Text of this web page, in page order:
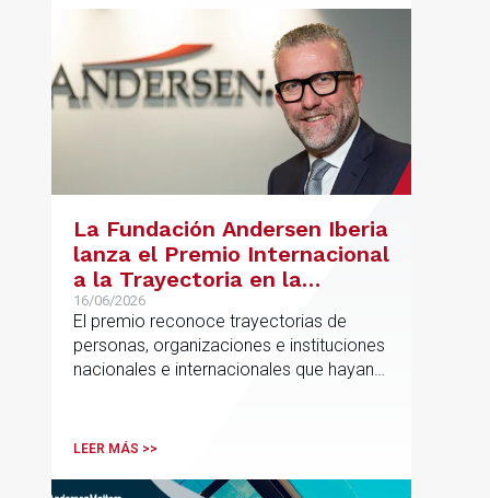
La Fundación Andersen Iberia
lanza el Premio Internacional
a la Trayectoria en la
Promoción de la Educación
16/06/2026
El premio reconoce trayectorias de
personas, organizaciones e instituciones
nacionales e internacionales que hayan
innovación o la equidad educativa
LEER MÁS >>